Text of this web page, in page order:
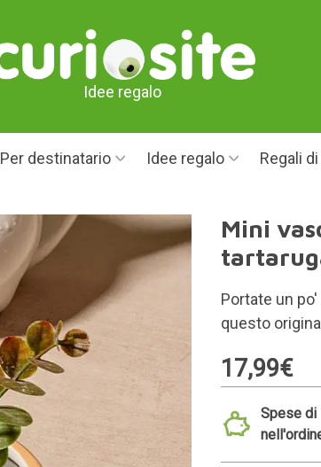
Idee regalo
Per destinatario Idee regalo Regali
Mini
Portate un
questo
17,99€
Spese di